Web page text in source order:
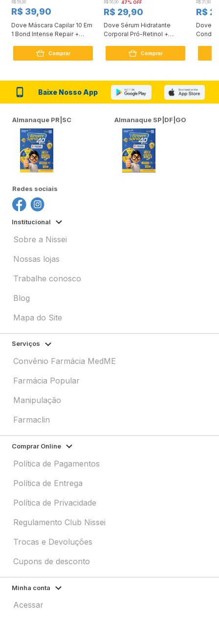
R$ 56,90
R$ 39,90
Dove Máscara Capilar 10 Em
1 Bond Intense Repair +
Comprar
R$ 56,90 47% OFF
R$ 29,90
Dove Sérum Hidratante
Corporal Pró-Retinol +
Comprar
R$ 31,90
R$
Dove
Baixe Nosso App
Almanaque PR|SC Almanaque SP|DF|GO
Redes sociais
Institucional
Sobre a Nissei
Nossas lojas
Trabalhe conosco
Blog
Mapa do Site
Serviços
Convênio Farmácia MedME
Farmácia Popular
Manipulação
Farmaclin
Comprar Online
Política de Pagamentos
Política de Entrega
Política de Privacidade
Regulamento Club Nissei
Trocas e Devoluções
Cupons de desconto
Minha conta
Acessar